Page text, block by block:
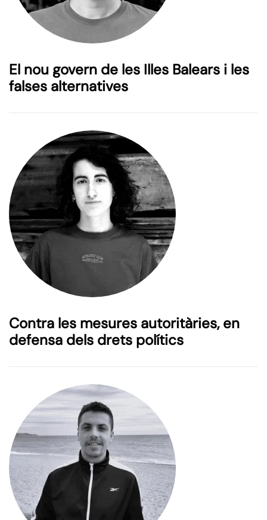
El nou govern de les Illes Balears i les
falses alternatives
Contra les mesures autoritàries, en
defensa dels drets polítics